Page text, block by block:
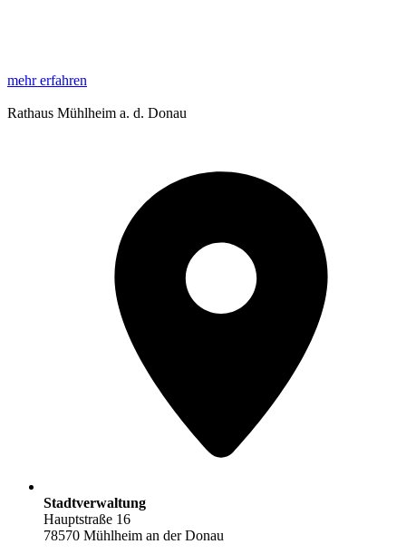
mehr erfahren
Rathaus Mühlheim a. d. Donau
Stadtverwaltung
Hauptstraße 16
78570 Mühlheim an der Donau